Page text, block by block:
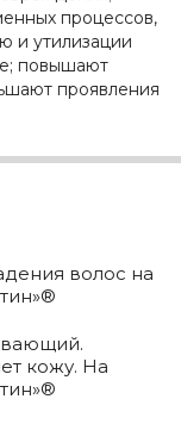
процессов,
и утилизации
повышают
проявления
волос на
кожу. На